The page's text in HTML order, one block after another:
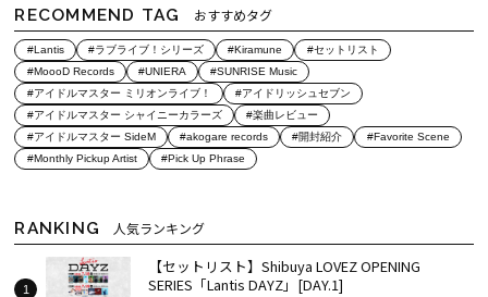
RECOMMEND TAG おすすめタグ
#Lantis #ラブライブ！シリーズ #Kiramune
#セットリスト
#MoooD Records
#UNIERA
#SUNRISE Music
#アイドルマスター ミリオンライブ！
#アイドリッシュセブン
#アイドルマスター シャイニーカラーズ
#楽曲レビュー
#アイドルマスター SideM
#akogare records #開封紹介
#Favorite Scene
#Monthly Pickup Artist
#Pick Up Phrase
RANKING 人気ランキング
【セットリスト】Shibuya LOVEZ OPENING
SERIES「Lantis DAYZ」[DAY.1]